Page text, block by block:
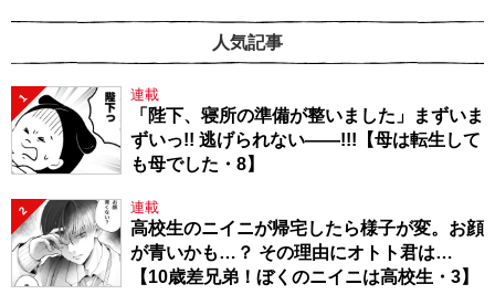
人気記事
1 連載
「陛下、寝所の準備が整いました」まずいま
ずいっ!! 逃げられない――!!!【母は転生して
も母でした・8】
2 連載
高校生のニイニが帰宅したら様子が変。お顔
が青いかも…？ その理由にオトト君は…
【10歳差兄弟！ぼくのニイニは高校生・3】